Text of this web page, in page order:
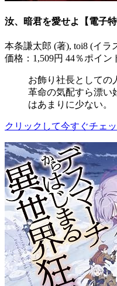
汝、暗君を愛せよ【電子特
本条謙太郎 (著), toi8 (イラ
価格：1,509円 44％ポイン
お飾り社長としての
革命の気配すら漂い
はあまりに少ない。
クリックして今すぐチェ